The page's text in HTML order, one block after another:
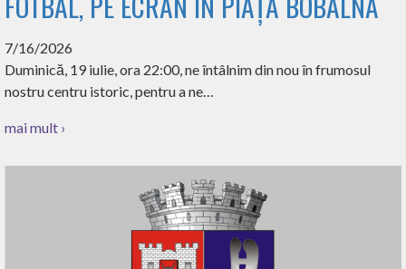
7/16/2026
Duminică, 19 iulie, ora 22:00, ne întâlnim din nou în frumosul
nostru centru istoric, pentru a ne…
mai mult ›